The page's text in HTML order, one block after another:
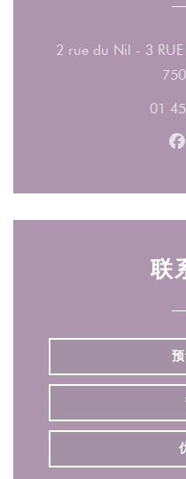
2 rue du Nil - 3 RUE
01
联